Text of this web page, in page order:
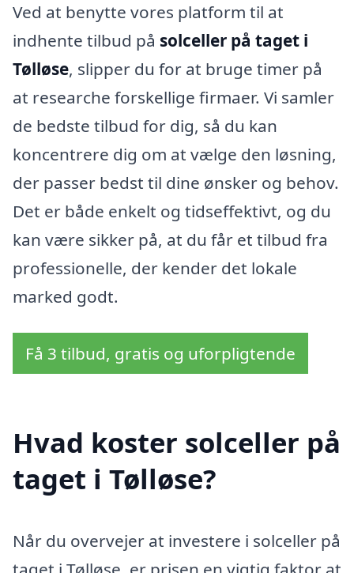
Ved at benytte vores platform til at
indhente tilbud på solceller på taget i
Tølløse, slipper du for at bruge timer på
at researche forskellige firmaer. Vi samler
de bedste tilbud for dig, så du kan
koncentrere dig om at vælge den løsning,
der passer bedst til dine ønsker og behov.
Det er både enkelt og tidseffektivt, og du
kan være sikker på, at du får et tilbud fra
professionelle, der kender det lokale
marked godt.
Få 3 tilbud, gratis og uforpligtende
Hvad koster solceller på
taget i Tølløse?
Når du overvejer at investere i solceller på